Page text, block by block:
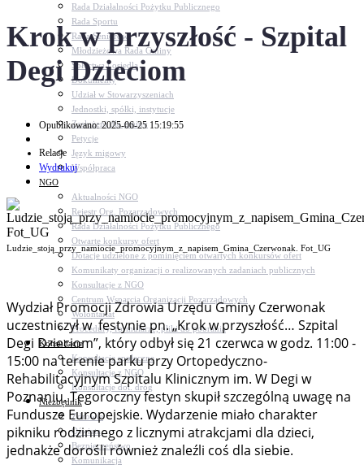
Rada Działalności Pożytku Publicznego
Rada Sportu
Rada Seniorów
Młodzieżowa Rada Gminy
Sołectwa i osiedla
Dokumenty
Udział w Stowarzyszeniach
Jednostki, spółki, instytucje
Zasłużeni dla gminy
Petycje
Język migowy
Współpraca
NGO
Aktualności NGO
Rejestr Org. Pozarządowych
Rada Działalności Pożytku Publicznego
Otwarte konkursy ofert
Dotacje udzielone z pominięciem otwartych konkursów ofert
Komunikaty organizacji o realizowanych zadaniach publicznych
Konsultacje z NGO
Centrum Wsparcia Organizacji Pozarządowych
Wolontariat
Procedury, formularze, pliki do pobrania
Konsultacje
Konsultacje społeczne
Konsultacje z NGO
Konsultacje dot. dróg
Niezbędnik
Zdrowie
Oświata
Bezpieczeństwo
Komunikacja
Krok w przyszłość - Szpital
Degi Dzieciom
Opublikowano: 2025-06-25 15:19:55
Relacje
Wydrukuj
Ludzie_stoją_przy_namiocie_promocyjnym_z_napisem_Gmina_Czerwonak. Fot_UG
Wydział Promocji Zdrowia Urzędu Gminy Czerwonak
uczestniczył w festynie pn. „Krok w przyszłość… Szpital
Degi Dzieciom”, który odbył się 21 czerwca w godz. 11:00 -
15:00 na terenie parku przy Ortopedyczno-
Rehabilitacyjnym Szpitalu Klinicznym im. W Degi w
Poznaniu. Tegoroczny festyn skupił szczególną uwagę na
Fundusze Europejskie. Wydarzenie miało charakter
pikniku rodzinnego z licznymi atrakcjami dla dzieci,
jednakże dorośli również znaleźli coś dla siebie.